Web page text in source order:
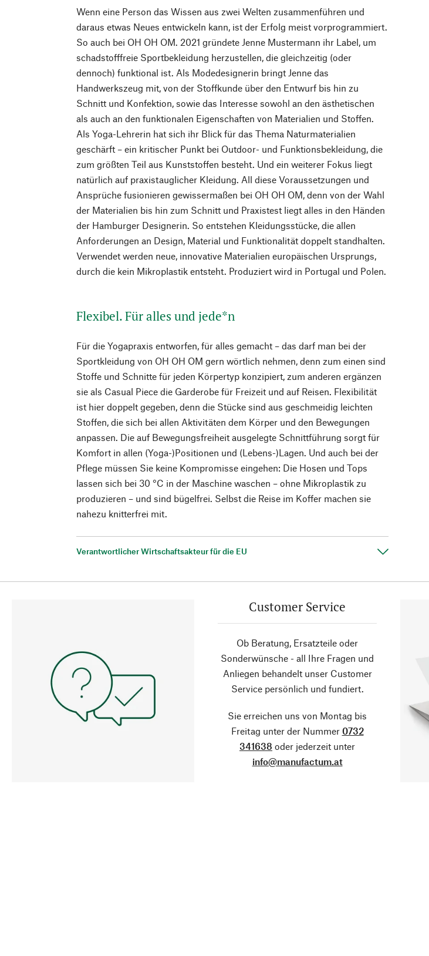
Wenn eine Person das Wissen aus zwei Welten zusammenführen und
daraus etwas Neues entwickeln kann, ist der Erfolg meist vorprogrammiert.
So auch bei OH OH OM. 2021 gründete Jenne Mustermann ihr Label, um
schadstofffreie Sportbekleidung herzustellen, die gleichzeitig (oder
dennoch) funktional ist. Als Modedesignerin bringt Jenne das
Handwerkszeug mit, von der Stoffkunde über den Entwurf bis hin zu
Schnitt und Konfektion, sowie das Interesse sowohl an den ästhetischen
als auch an den funktionalen Eigenschaften von Materialien und Stoffen.
Als Yoga-Lehrerin hat sich ihr Blick für das Thema Naturmaterialien
geschärft – ein kritischer Punkt bei Outdoor- und Funktionsbekleidung, die
zum größten Teil aus Kunststoffen besteht. Und ein weiterer Fokus liegt
natürlich auf praxistauglicher Kleidung. All diese Voraussetzungen und
Ansprüche fusionieren gewissermaßen bei OH OH OM, denn von der Wahl
der Materialien bis hin zum Schnitt und Praxistest liegt alles in den Händen
der Hamburger Designerin. So entstehen Kleidungsstücke, die allen
Anforderungen an Design, Material und Funktionalität doppelt standhalten.
Verwendet werden neue, innovative Materialien europäischen Ursprungs,
durch die kein Mikroplastik entsteht. Produziert wird in Portugal und Polen.
Flexibel. Für alles und jede*n
Für die Yogapraxis entworfen, für alles gemacht – das darf man bei der
Sportkleidung von OH OH OM gern wörtlich nehmen, denn zum einen sind
Stoffe und Schnitte für jeden Körpertyp konzipiert, zum anderen ergänzen
sie als Casual Piece die Garderobe für Freizeit und auf Reisen. Flexibilität
ist hier doppelt gegeben, denn die Stücke sind aus geschmeidig leichten
Stoffen, die sich bei allen Aktivitäten dem Körper und den Bewegungen
anpassen. Die auf Bewegungsfreiheit ausgelegte Schnittführung sorgt für
Komfort in allen (Yoga-)Positionen und (Lebens-)Lagen. Und auch bei der
Pflege müssen Sie keine Kompromisse eingehen: Die Hosen und Tops
lassen sich bei 30 °C in der Maschine waschen – ohne Mikroplastik zu
produzieren – und sind bügelfrei. Selbst die Reise im Koffer machen sie
nahezu knitterfrei mit.
Verantwortlicher Wirtschaftsakteur für die EU
Customer Service
Ob Beratung, Ersatzteile oder
Sonderwünsche - all Ihre Fragen und
Anliegen behandelt unser Customer
Service persönlich und fundiert.
Sie erreichen uns von Montag bis
Freitag unter der Nummer 0732
341638 oder jederzeit unter
info@manufactum.at